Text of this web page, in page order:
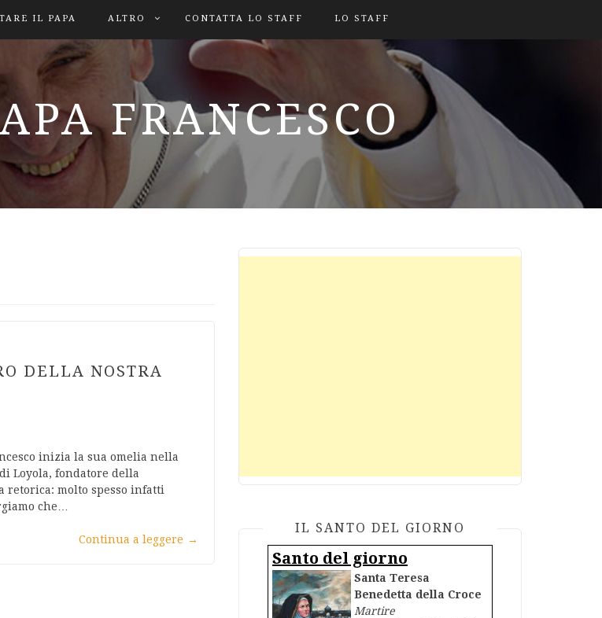
IL PAPA ALTRO CONTATTA LO STAFF LO STAFF
FRANCESCO
DELLA NOSTRA
inizia la sua omelia nella
Loyola, fondatore della
retorica: molto spesso infatti
che…
Continua a leggere →
IL SANTO DEL GIORNO
Santo del giorno
Santa Teresa
Benedetta della Croce
Martire